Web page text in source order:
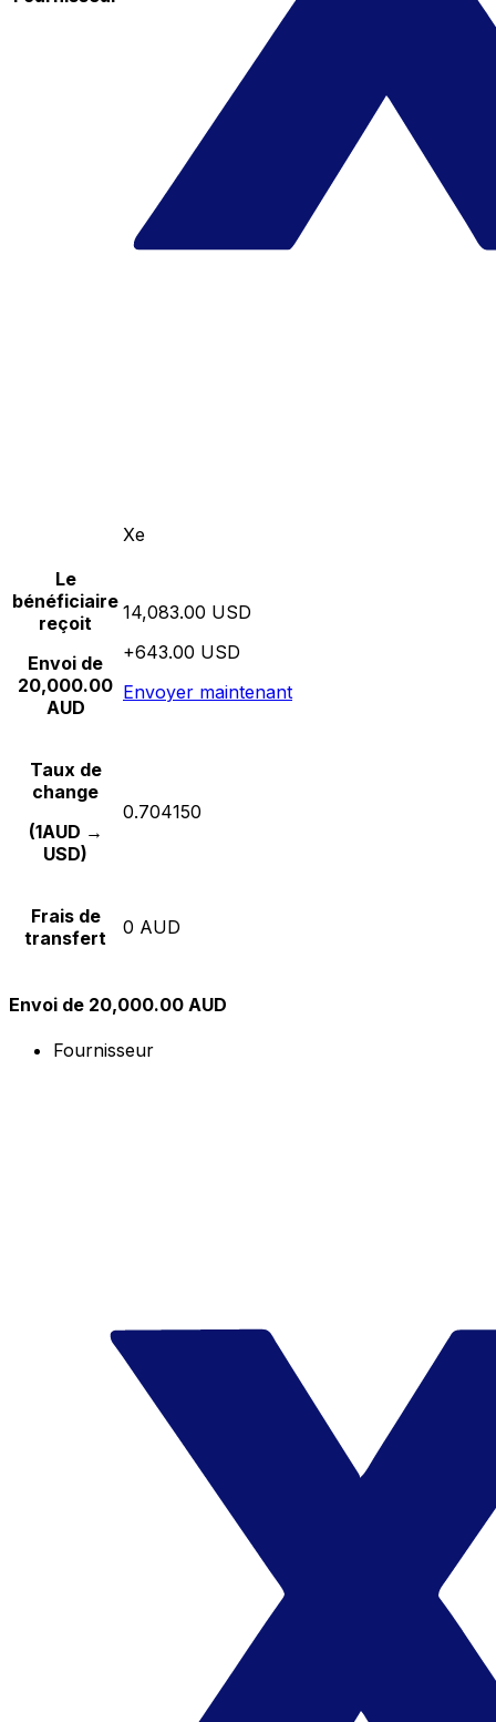
Xe
Le
bénéficiaire
reçoit
Envoi de
20,000.00
AUD
14,083.00 USD
+643.00 USD
Envoyer maintenant
Taux de
change
(1AUD →
USD)
0.704150
Frais de
transfert
0 AUD
Envoi de 20,000.00 AUD
Fournisseur